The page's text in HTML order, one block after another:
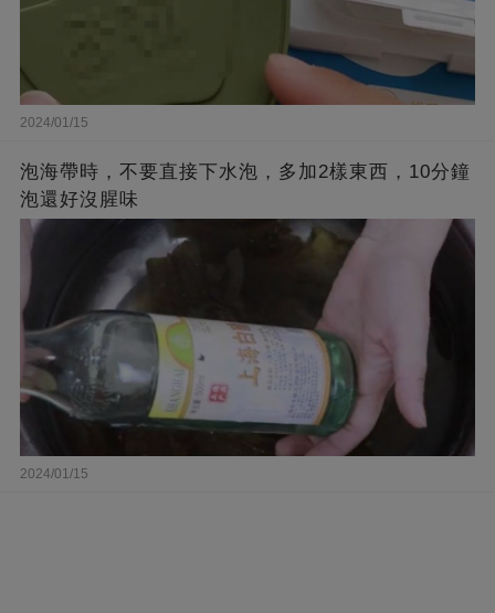
2024/01/15
泡海帶時，不要直接下水泡，多加2樣東西，10分鐘
泡還好沒腥味
2024/01/15